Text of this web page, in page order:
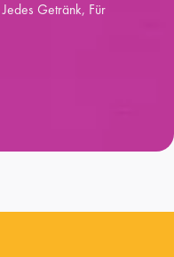
Getränk, Für